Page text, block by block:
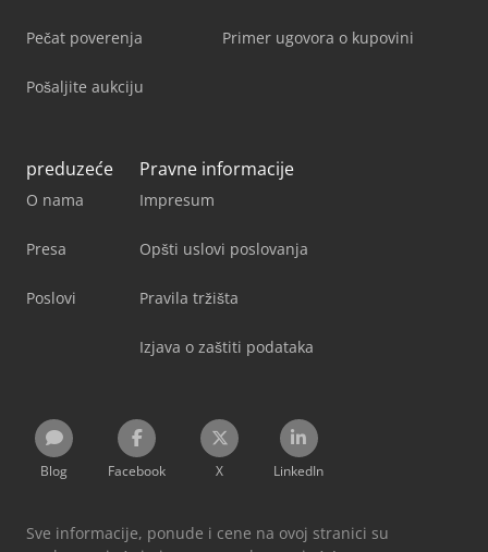
Pečat poverenja
Pošaljite aukciju
Primer ugovora o kupovini
preduzeće
O nama
Presa
Poslovi
Pravne informacije
Impresum
Opšti uslovi poslovanja
Pravila tržišta
Izjava o zaštiti podataka
Blog Facebook X LinkedIn
Sve informacije, ponude i cene na ovoj stranici su